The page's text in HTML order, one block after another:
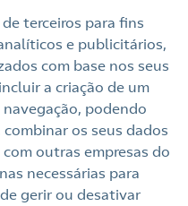
terceiros para fins
e publicitários,
com base nos seus
a criação de um
podendo
os seus dados
outras empresas do
necessárias para
gerir ou desativar